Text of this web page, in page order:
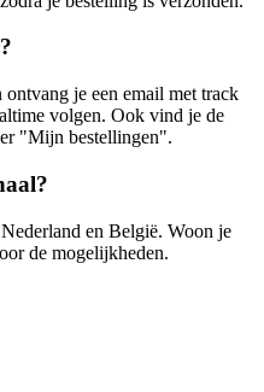
je een email met track
volgen. Ook vind je de
"Mijn bestellingen".
en België. Woon je
de mogelijkheden.